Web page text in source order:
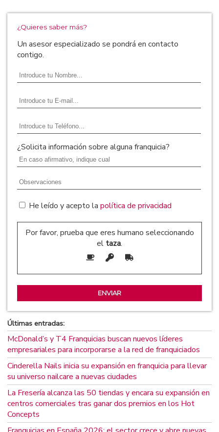
¿Quieres saber más?
Un asesor especializado se pondrá en contacto
contigo.
¿Solicita información sobre alguna franquicia?
He leído y acepto la política de privacidad
Por favor, prueba que eres humano seleccionando
el taza.
Últimas entradas:
McDonald’s y T4 Franquicias buscan nuevos líderes
empresariales para incorporarse a la red de franquiciados
Cinderella Nails inicia su expansión en franquicia para llevar
su universo nailcare a nuevas ciudades
La Fresería alcanza las 50 tiendas y encara su expansión en
centros comerciales tras ganar dos premios en los Hot
Concepts